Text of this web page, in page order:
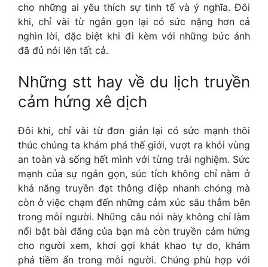
cho những ai yêu thích sự tinh tế và ý nghĩa. Đôi
khi, chỉ vài từ ngắn gọn lại có sức nặng hơn cả
nghìn lời, đặc biệt khi đi kèm với những bức ảnh
đã đủ nói lên tất cả.
Những stt hay về du lịch truyền
cảm hứng xê dịch
Đôi khi, chỉ vài từ đơn giản lại có sức mạnh thôi
thúc chúng ta khám phá thế giới, vượt ra khỏi vùng
an toàn và sống hết mình với từng trải nghiệm. Sức
mạnh của sự ngắn gọn, súc tích không chỉ nằm ở
khả năng truyền đạt thông điệp nhanh chóng mà
còn ở việc chạm đến những cảm xúc sâu thẳm bên
trong mỗi người. Những câu nói này không chỉ làm
nổi bật bài đăng của bạn mà còn truyền cảm hứng
cho người xem, khơi gợi khát khao tự do, khám
phá tiềm ẩn trong mỗi người. Chúng phù hợp với